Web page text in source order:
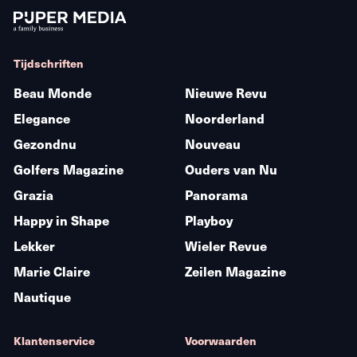
Tijdschriften
Beau Monde
Elegance
Gezondnu
Golfers Magazine
Grazia
Happy in Shape
Lekker
Marie Claire
Nautique
Nieuwe Revu
Noorderland
Nouveau
Ouders van Nu
Panorama
Playboy
Wieler Revue
Zeilen Magazine
Klantenservice Voorwaarden